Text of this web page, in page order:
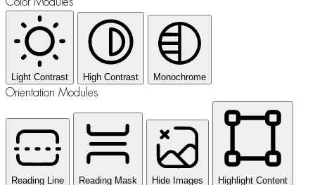
Light Contrast High Contrast Monochrome
Orientation Modules
Reading Line Reading Mask Hide Images Highlight Content